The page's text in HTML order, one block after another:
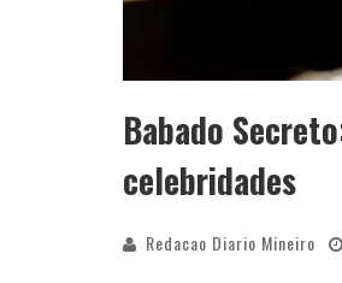
Babado
celebridades
Redacao Diario Mineiro